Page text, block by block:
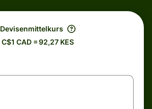
Devisenmittelkurs
C$1 CAD = 92,27 KES